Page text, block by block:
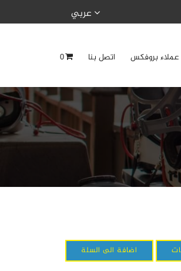
بروفكس اتصل بنا 0
اضافة الى السلة